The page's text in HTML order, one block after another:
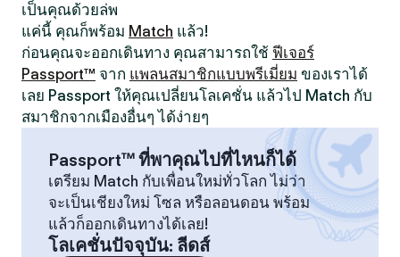
เป็นคุณด้วยล่พ
แค่นี้ คุณก็พร้อม Match แล้ว!
ก่อนคุณจะออกเดินทาง คุณสามารถใช้ ฟีเจอร์
Passport™ จาก แพลนสมาชิกแบบพรีเมี่ยม ของเราได้
เลย Passport ให้คุณเปลี่ยนโลเคชั่น แล้วไป Match กับ
สมาชิกจากเมืองอื่นๆ ได้ง่ายๆ
Passport™ ที่พาคุณไปที่ไหนก็ได้
เตรียม Match กับเพื่อนใหม่ทั่วโลก ไม่ว่า
จะเป็นเชียงใหม่ โซล หรือลอนดอน พร้อม
แล้วก็ออกเดินทางได้เลย!
โลเคชั่นปัจจุบัน: ลีดส์